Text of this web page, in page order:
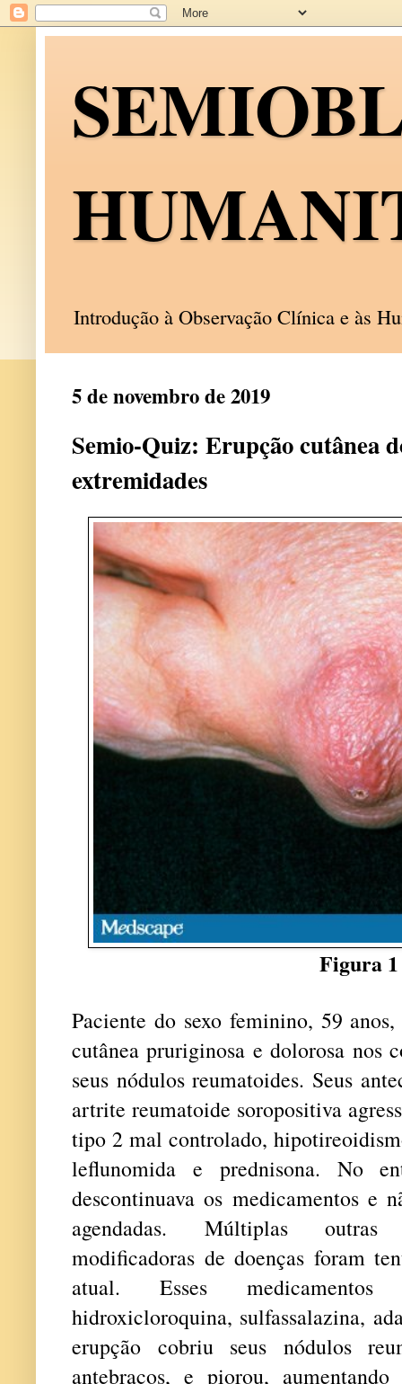
Introdução à Observação Clínica e às
5 de novembro de 2019
Semio-Quiz: Erupção cutânea
extremidades
Figura 1
Paciente do sexo feminino, 59
cutânea pruriginosa e dolorosa nos
seus nódulos reumatoides. Seus
artrite reumatoide soropositiva
tipo 2 mal controlado,
leflunomida e prednisona. No
descontinuava os medicamentos e
agendadas. Múltiplas outras
modificadoras de doenças foram
atual. Esses medicamentos
hidroxicloroquina, sulfassalazina,
erupção cobriu seus nódulos
antebraços, e piorou,